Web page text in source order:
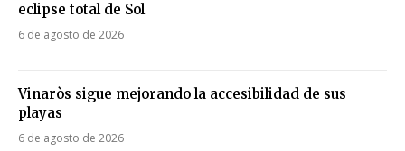
eclipse total de Sol
6 de agosto de 2026
Vinaròs sigue mejorando la accesibilidad de sus
playas
6 de agosto de 2026